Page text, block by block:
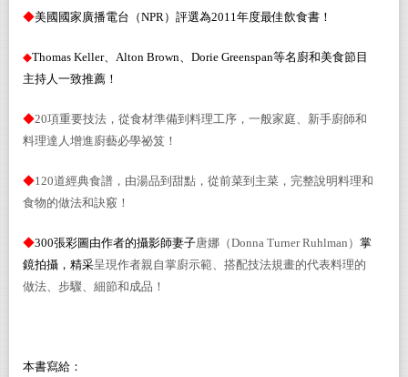
◆美國國家廣播電台（NPR）評選為2011年度最佳飲食書！
◆Thomas Keller、 Alton Brown、 Dorie Greenspan等名廚和美食節目
主持人一致推薦！
◆20項重要技法，從食材準備到料理工序，一般家庭、新手廚師和
料理達人增進廚藝必學祕笈！
◆120道經典食譜，由湯品到甜點，從前菜到主菜，完整說明料理和
食物的做法和訣竅！
◆300張彩圖由作者的攝影師妻子唐娜 （Donna Turner Ruhlman ） 掌
鏡拍攝，精采呈現作者親自掌廚示範、搭配技法規畫的代表料理的
做法、步驟、細節和成品！
本書寫給：